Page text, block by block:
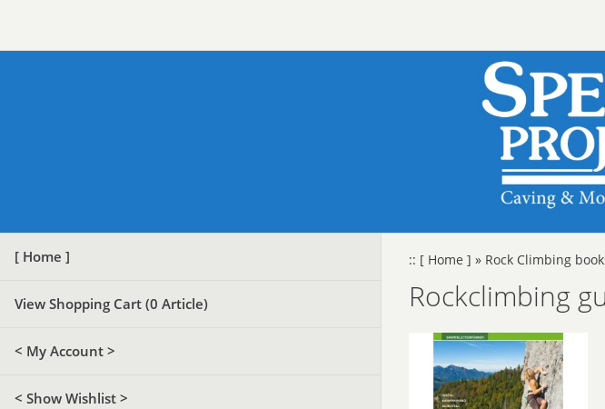
[ Home ]
View Shopping Cart (0 Article)
< My Account >
< Show Wishlist >
:: [ Home ] » Rock Climbing
Rockclimbing